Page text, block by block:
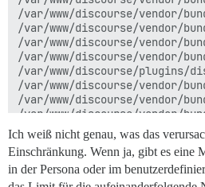
/var/www/discourse/vendor/
/var/www/discourse/
/var/www/discourse/vendor/
/var/www/discourse/vendor/
/var/www/discourse/plugins/
/var/www/discourse/vendor/
/var/www/discourse/vendor/
/var/www/discourse/vendor/
/var/www/discourse/vendor/
/var/www/discourse/vendor/
/var/www/discourse/vendor/
/var/www/discourse/vendor/
Ich weiß nicht genau, was das
Einschränkung. Wenn ja, gibt es eine
in der Persona oder im